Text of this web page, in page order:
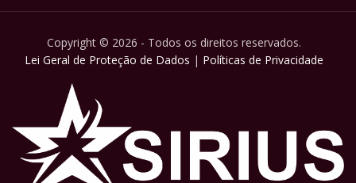
Copyright © 2026 - Todos os direitos reservados.
Lei Geral de Proteção de Dados | Políticas de Privacidade